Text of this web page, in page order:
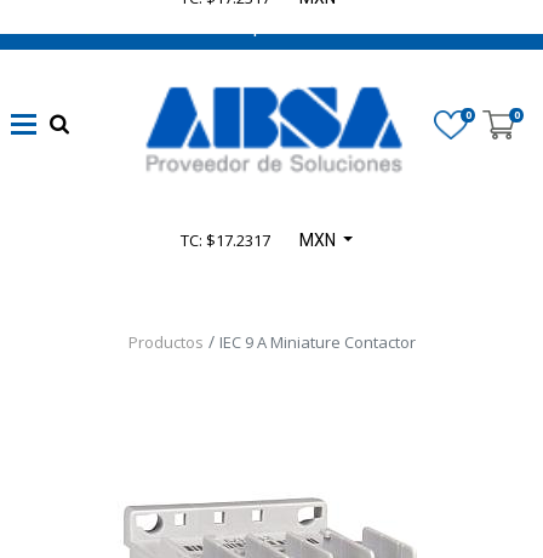
0 0
TC: $17.2317 MXN
Productos IEC 9 A Miniature Contactor